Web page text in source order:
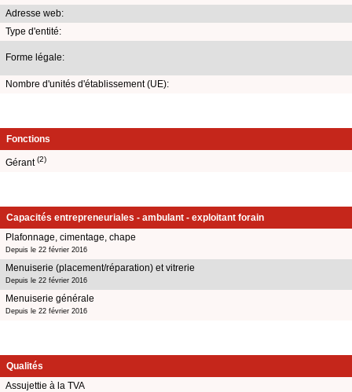
Adresse web:
Type d'entité:
Forme légale:
Nombre d'unités d'établissement (UE):
Fonctions
Gérant(2)
Capacités entrepreneuriales - ambulant - exploitant forain
Plafonnage, cimentage, chape
Depuis le 22 février 2016
Menuiserie (placement/réparation) et vitrerie
Depuis le 22 février 2016
Menuiserie générale
Depuis le 22 février 2016
Qualités
Assujettie à la TVA